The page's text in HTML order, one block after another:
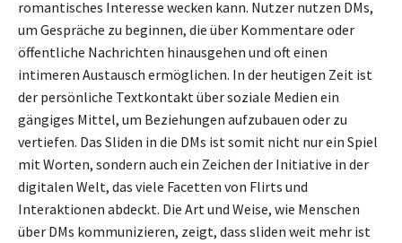
romantisches Interesse wecken kann. Nutzer nutzen DMs,
um Gespräche zu beginnen, die über Kommentare oder
öffentliche Nachrichten hinausgehen und oft einen
intimeren Austausch ermöglichen. In der heutigen Zeit ist
der persönliche Textkontakt über soziale Medien ein
gängiges Mittel, um Beziehungen aufzubauen oder zu
vertiefen. Das Sliden in die DMs ist somit nicht nur ein Spiel
mit Worten, sondern auch ein Zeichen der Initiative in der
digitalen Welt, das viele Facetten von Flirts und
Interaktionen abdeckt. Die Art und Weise, wie Menschen
über DMs kommunizieren, zeigt, dass sliden weit mehr ist